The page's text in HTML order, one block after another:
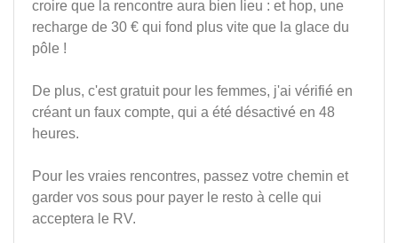
croire que la rencontre aura bien lieu : et hop, une
recharge de 30 € qui fond plus vite que la glace du
pôle !
De plus, c'est gratuit pour les femmes, j'ai vérifié en
créant un faux compte, qui a été désactivé en 48
heures.
Pour les vraies rencontres, passez votre chemin et
garder vos sous pour payer le resto à celle qui
acceptera le RV.